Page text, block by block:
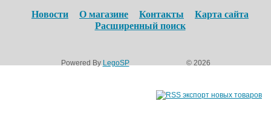
Новости О магазине Контакты
Карта сайта
Расширенный поиск
Powered By LegoSP © 2026